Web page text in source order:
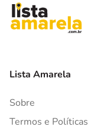
Lista Amarela
Sobre
Termos e Políticas